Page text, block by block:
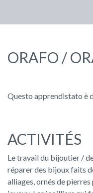
ORAFO /
Questo apprendistato è
ACTIVITÉS
Le travail du bijoutier /
réparer des bijoux faits
alliages, ornés de pierres